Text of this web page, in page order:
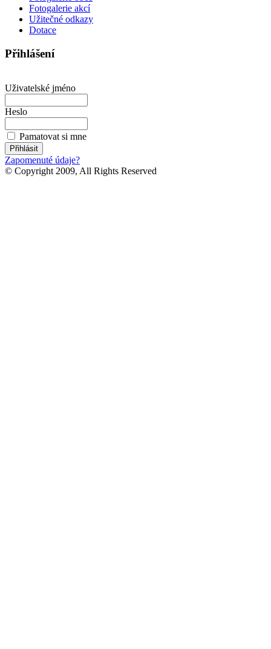
Fotogalerie akcí
Užitečné odkazy
Dotace
Přihlášení
Uživatelské jméno
Heslo
Pamatovat si mne
Zapomenuté údaje?
© Copyright 2009, All Rights Reserved